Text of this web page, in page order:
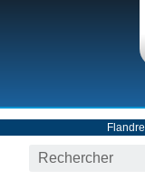
Flandre